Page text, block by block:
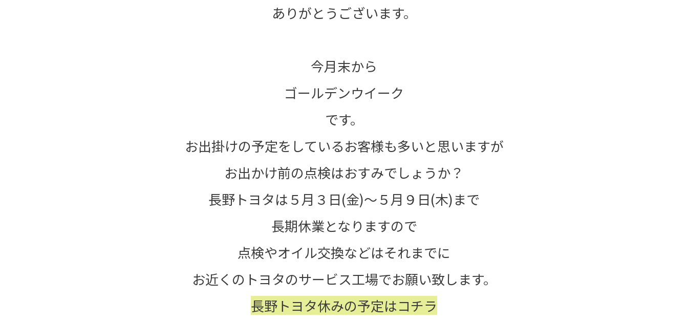
ありがとうございます。
今月末から
ゴールデンウイーク
です。
お出掛けの予定をしているお客様も多いと思いますが
お出かけ前の点検はおすみでしょうか？
長野トヨタは５月３日(金)～５月９日(木)まで
長期休業となりますので
点検やオイル交換などはそれまでに
お近くのトヨタのサービス工場でお願い致します。
長野トヨタ休みの予定はコチラ